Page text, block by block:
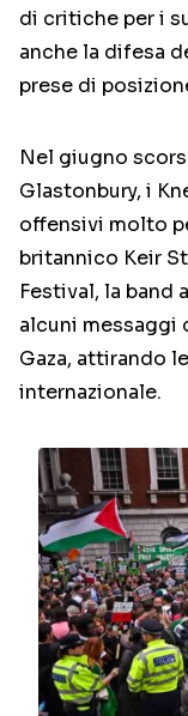
di critiche per i
anche la difesa
prese di
Nel giugno
Glastonbury, i
offensivi molto
britannico Keir
Festival, la band
alcuni messaggi
Gaza, attirando
internazionale.